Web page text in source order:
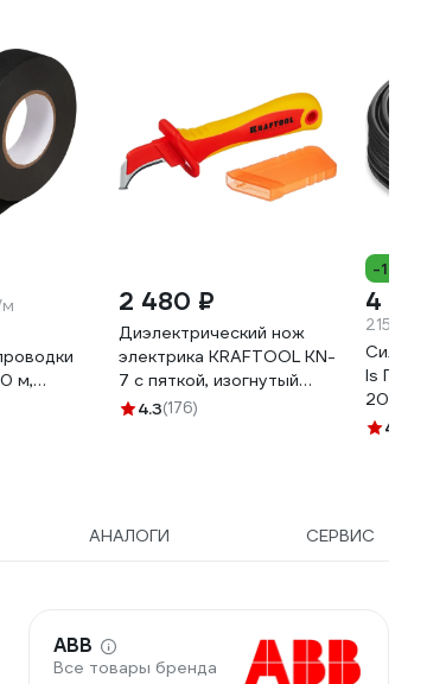
м
м,
основе
2 480 ₽
Диэлектрический нож
электрика KRAFTOOL KN-
7 с пяткой, изогнутый
45400
4.3(176)
-19%
4
215.3
ls
20м
4.9
АНАЛОГИ СЕРВИС
ABB
Все товары бренда